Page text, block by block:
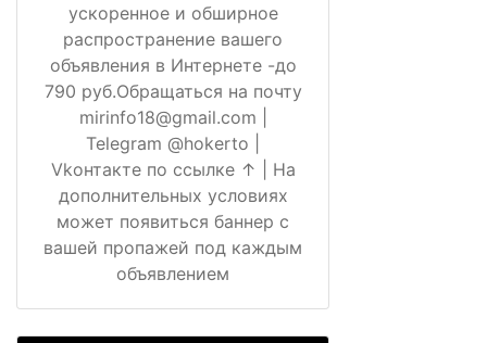
ускоренное и обширное
распространение вашего
объявления в Интернете -до
790 руб.Обращаться на почту
mirinfo18@gmail.com |
Telegram @hokerto |
Vkонтакте по ссылке ↑ | На
дополнительных условиях
может появиться баннер с
вашей пропажей под каждым
объявлением